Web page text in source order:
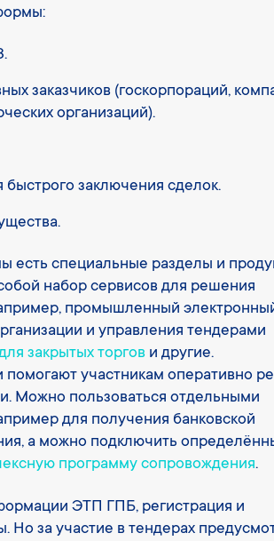
заказчиков (госкорпораций,
организаций).
быстрого заключения сделок.
есть специальные разделы и
набор сервисов для решения
промышленный
и управления тендерами
закрытых торгов и другие.
участникам оперативно
Можно пользоваться отдельными
для получения банковской
а можно подключить
программу сопровождения.
ЭТП ГПБ, регистрация и
Но за участие в тендерах